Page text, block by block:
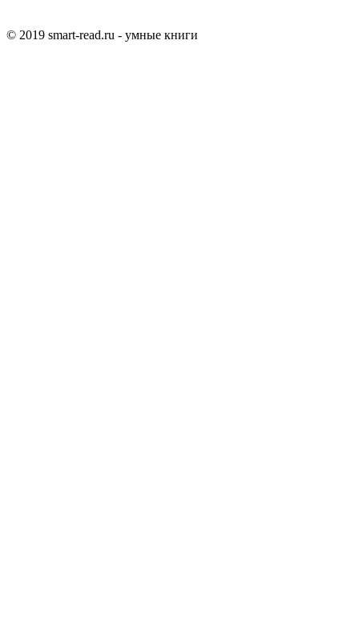
© 2019 smart-read.ru - умные книги